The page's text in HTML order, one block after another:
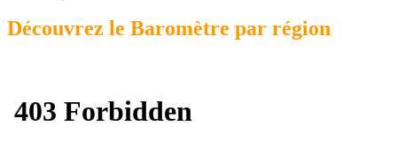
Découvrez le Baromètre par région